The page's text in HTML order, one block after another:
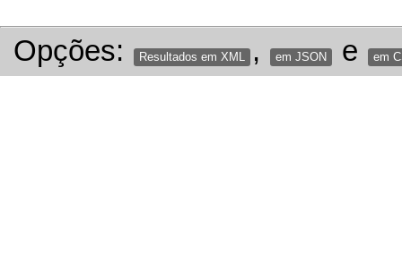
Opções: Resultados em XML , em JSON e em